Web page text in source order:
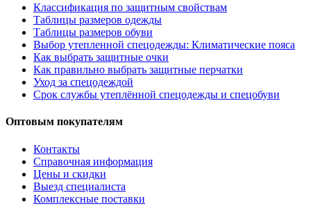
Классификация по защитным свойствам
Таблицы размеров одежды
Таблицы размеров обуви
Выбор утепленной спецодежды: Климатические пояса
Как выбрать защитные очки
Как правильно выбрать защитные перчатки
Уход за спецодеждой
Срок службы утеплённой спецодежды и спецобуви
Оптовым покупателям
Контакты
Справочная информация
Цены и скидки
Выезд специалиста
Комплексные поставки